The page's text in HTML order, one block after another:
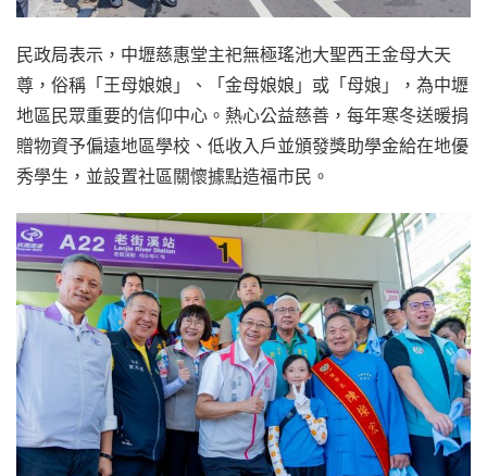
民政局表示，中壢慈惠堂主祀無極瑤池大聖西王金母大天
尊，俗稱「王母娘娘」、「金母娘娘」或「母娘」，為中壢
地區民眾重要的信仰中心。熱心公益慈善，每年寒冬送暖捐
贈物資予偏遠地區學校、低收入戶並頒發獎助學金給在地優
秀學生，並設置社區關懷據點造福市民。